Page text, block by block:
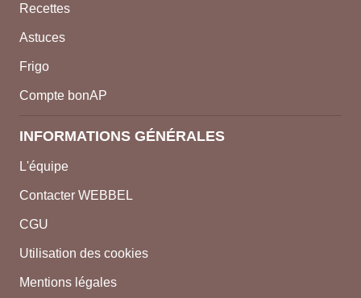
Recettes
Astuces
Frigo
Compte bonAP
INFORMATIONS GÉNÉRALES
L'équipe
Contacter WEBBEL
CGU
Utilisation des cookies
Mentions légales